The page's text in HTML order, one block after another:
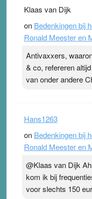
Klaas van Dijk
on Bedenkingen bij
Ronald Meester en
Antivaxxers,
& co, refereren
van onder andere
Hans1263
on Bedenkingen bij
Ronald Meester en
@Klaas van Dijk
kom ik bij
voor slechts 150